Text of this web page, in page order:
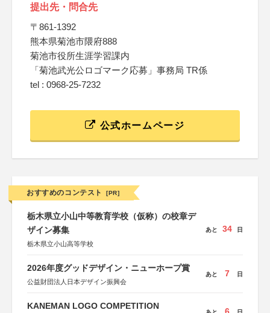
提出先・問合先
〒861-1392
熊本県菊池市隈府888
菊池市役所生涯学習課内
「菊池武光公ロゴマーク応募」事務局 TR係
tel : 0968-25-7232
公式ホームページ
おすすめのコンテスト [PR]
栃木県立小山中等教育学校（仮称）の校章デ
ザイン募集
栃木県立小山高等学校
あと 34 日
2026年度グッドデザイン・ニューホープ賞
公益財団法人日本デザイン振興会
あと 7 日
KANEMAN LOGO COMPETITION